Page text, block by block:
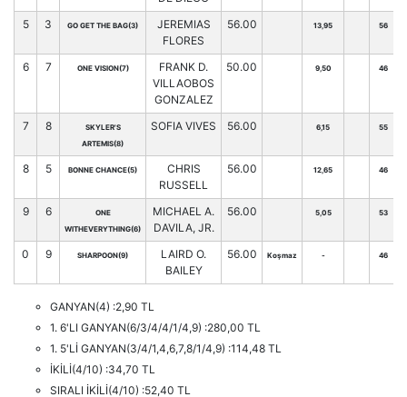
5 3 GO GET THE BAG(3)
JEREMIAS
FLORES
56.00 13,95 56
6 7 ONE VISION(7)
FRANK D.
VILLAOBOS
GONZALEZ
50.00 9,50 46
7 8
SKYLER'S
ARTEMIS(8)
SOFIA VIVES 56.00 6,15 55
8 5 BONNE CHANCE(5)
CHRIS
RUSSELL
56.00 12,65 46
9 6
ONE
WITHEVERYTHING(6)
MICHAEL A.
DAVILA, JR.
56.00 5,05 53
0 9 SHARPOON(9)
LAIRD O.
BAILEY
56.00 Koşmaz - 46
GANYAN(4) :2,90 TL
1. 6'LI GANYAN(6/3/4/4/1/4,9) :280,00 TL
1. 5'Lİ GANYAN(3/4/1,4,6,7,8/1/4,9) :114,48 TL
İKİLİ(4/10) :34,70 TL
SIRALI İKİLİ(4/10) :52,40 TL